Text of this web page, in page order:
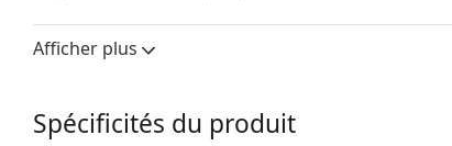
Verre de lunettes de soleil
Les verres bleus renforcent le contraste et
fond blanc.
Leslunettes de soleil ont des verres dégradés
Afficher plus
Spécificités du produit